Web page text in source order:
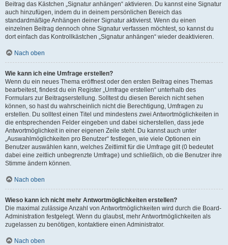
Beitrag das Kästchen „Signatur anhängen“ aktivieren. Du kannst eine Signatur
auch hinzufügen, indem du in deinem persönlichen Bereich das
standardmäßige Anhängen deiner Signatur aktivierst. Wenn du einen
einzelnen Beitrag dennoch ohne Signatur verfassen möchtest, so kannst du
dort einfach das Kontrollkästchen „Signatur anhängen“ wieder deaktivieren.
Nach oben
Wie kann ich eine Umfrage erstellen?
Wenn du ein neues Thema eröffnest oder den ersten Beitrag eines Themas
bearbeitest, findest du ein Register „Umfrage erstellen“ unterhalb des
Formulars zur Beitragserstellung. Solltest du diesen Bereich nicht sehen
können, so hast du wahrscheinlich nicht die Berechtigung, Umfragen zu
erstellen. Du solltest einen Titel und mindestens zwei Antwortmöglichkeiten in
die entsprechenden Felder eingeben und dabei sicherstellen, dass jede
Antwortmöglichkeit in einer eigenen Zeile steht. Du kannst auch unter
„Auswahlmöglichkeiten pro Benutzer“ festlegen, wie viele Optionen ein
Benutzer auswählen kann, welches Zeitlimit für die Umfrage gilt (0 bedeutet
dabei eine zeitlich unbegrenzte Umfrage) und schließlich, ob die Benutzer ihre
Stimme ändern können.
Nach oben
Wieso kann ich nicht mehr Antwortmöglichkeiten erstellen?
Die maximal zulässige Anzahl von Antwortmöglichkeiten wird durch die Board-
Administration festgelegt. Wenn du glaubst, mehr Antwortmöglichkeiten als
zugelassen zu benötigen, kontaktiere einen Administrator.
Nach oben